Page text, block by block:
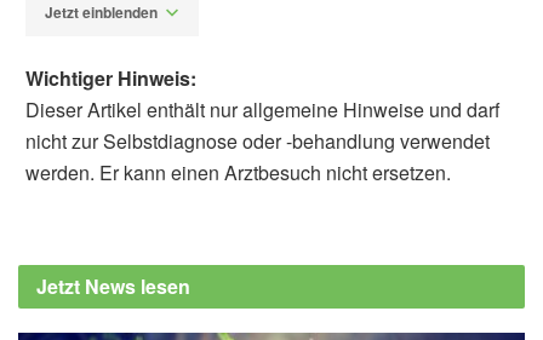
Jetzt einblenden
und Verbraucherschutz: Sodbrennen – nicht
ignorieren, sondern ernst nehmen!, (Abruf:
Wichtiger Hinweis:
Dieser Artikel enthält nur allgemeine Hinweise und darf
nicht zur Selbstdiagnose oder -behandlung verwendet
werden. Er kann einen Arztbesuch nicht ersetzen.
Jetzt News lesen